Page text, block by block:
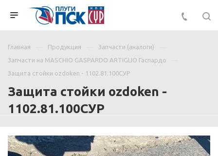
Главная Продукция
Запчасти (аналоги)
Запчасти на MASCHIO GASPARDO ARTIGLIO Гаспардо
Защита стойки ozdoken - 1102.81.100СУР
Защита стойки ozdoken -
1102.81.100СУР